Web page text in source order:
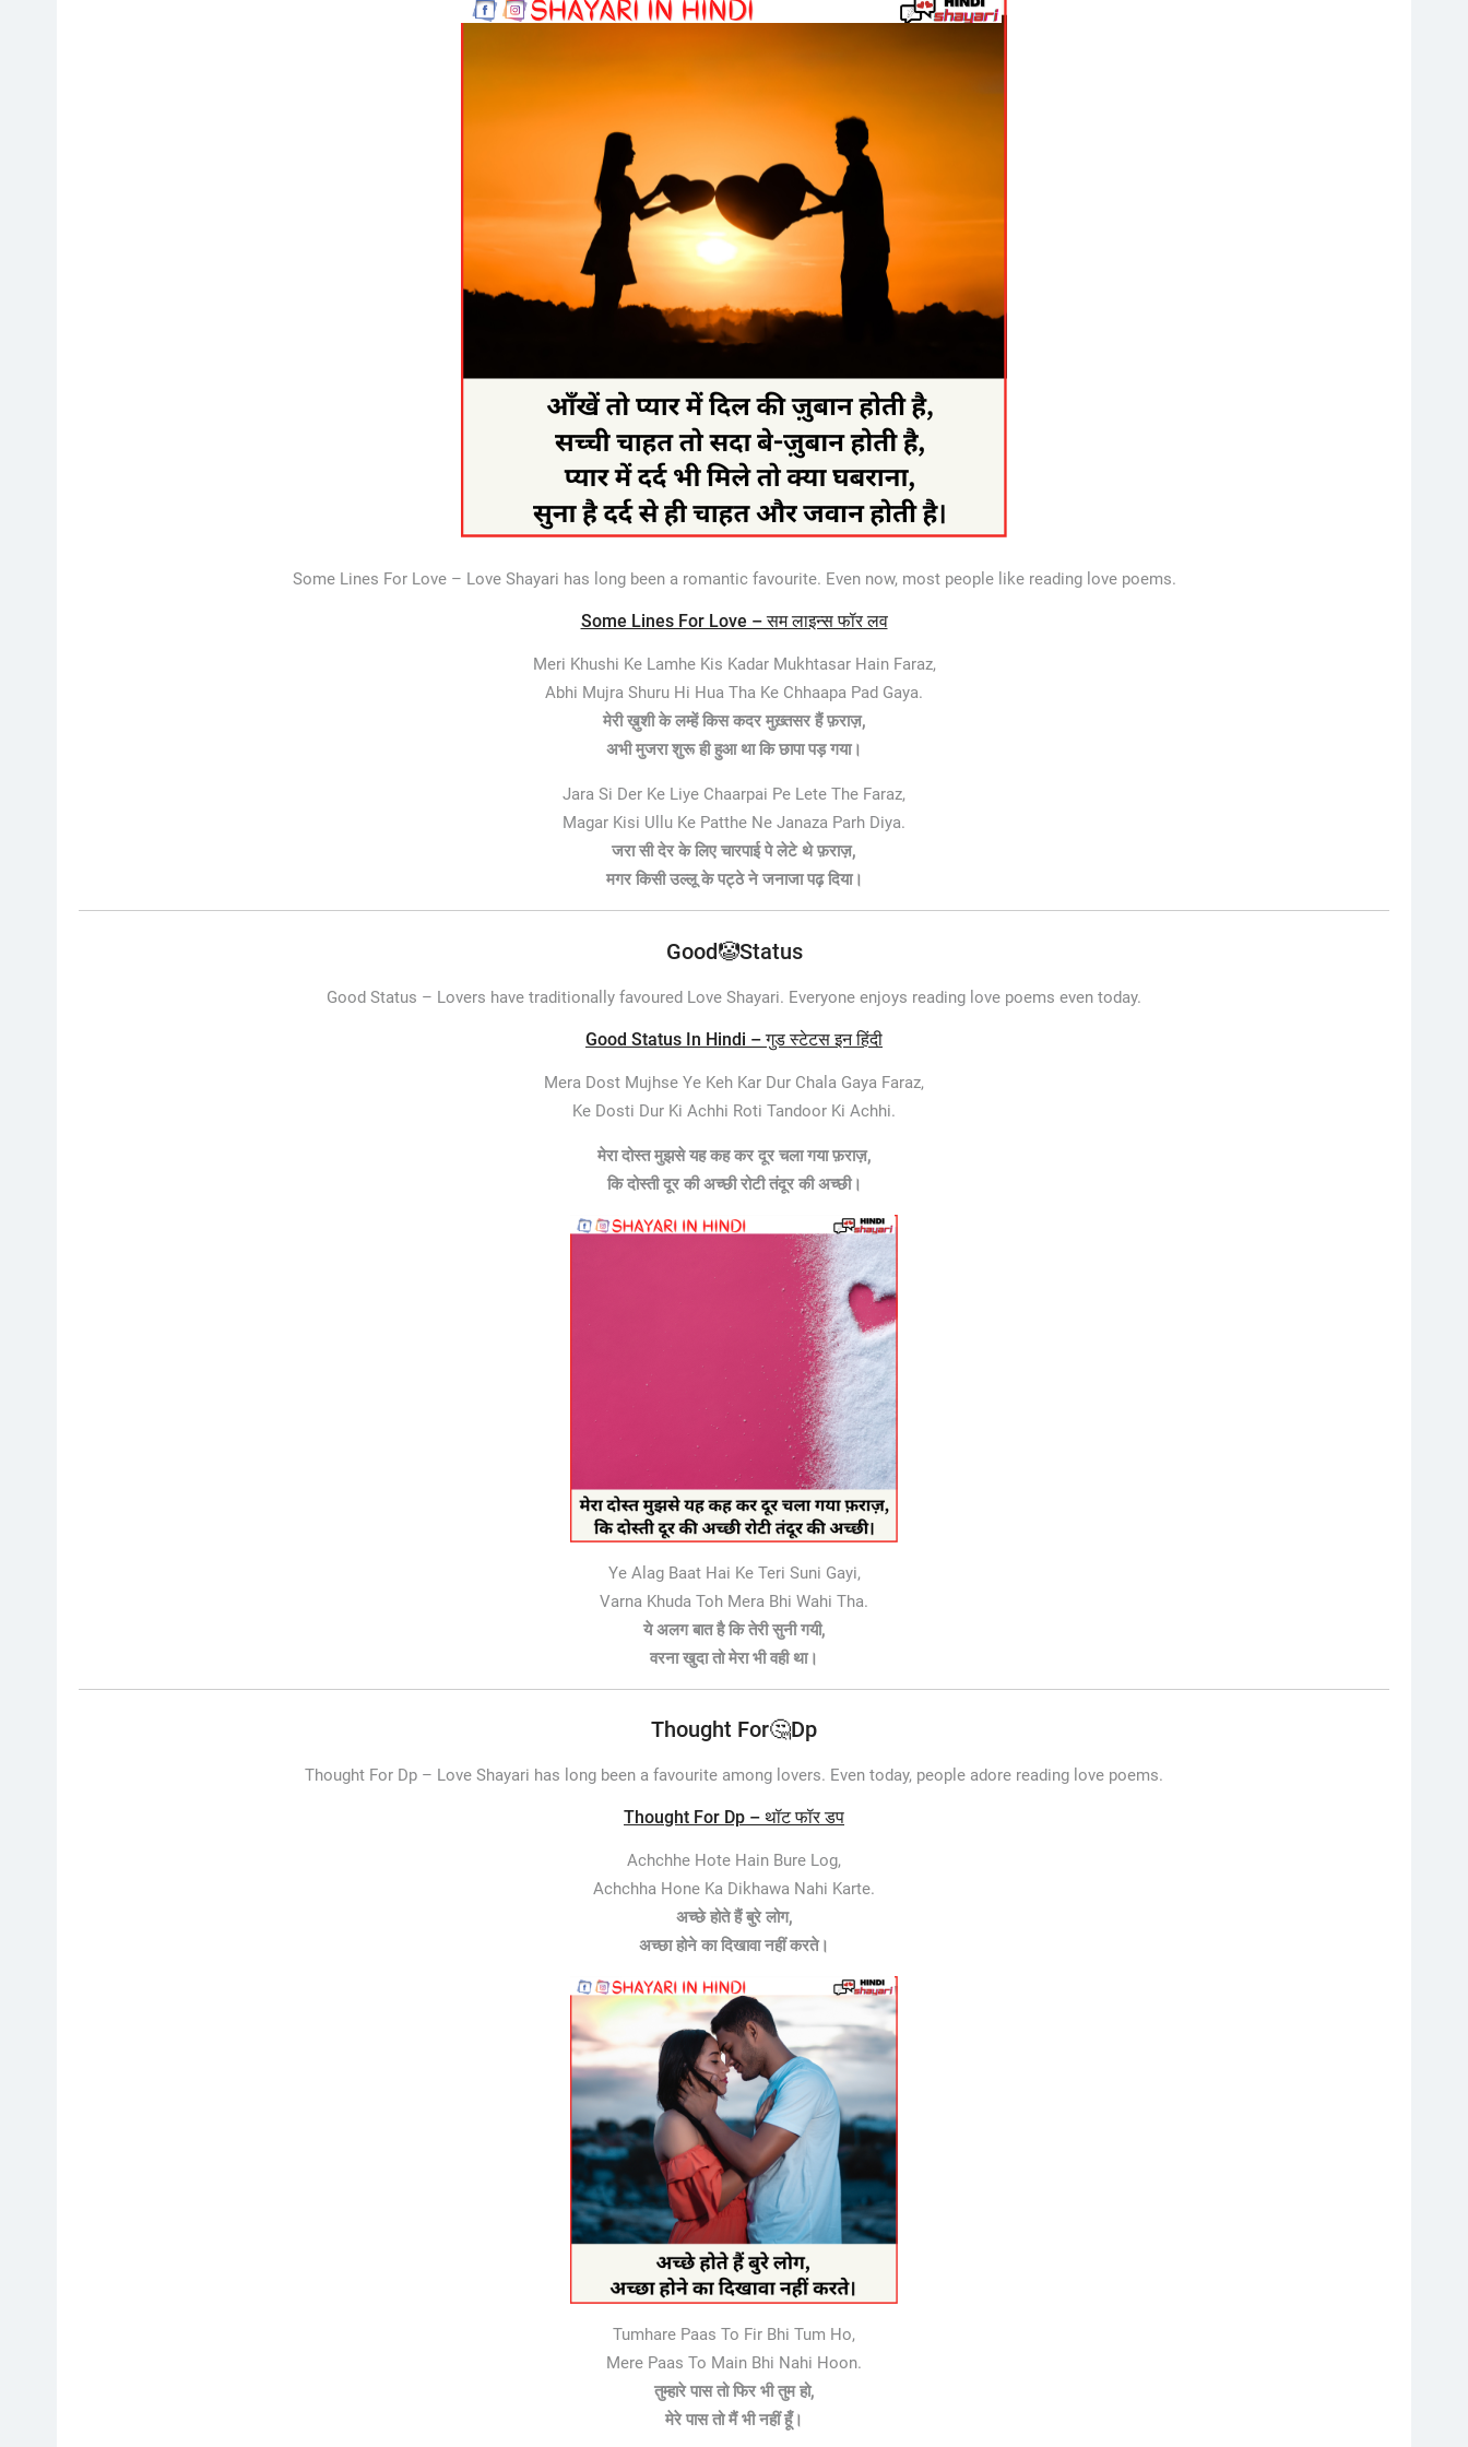
Some Lines For Love – Love Shayari has long been a romantic favourite. Even now, most people like reading love poems.
Some Lines For Love – सम लाइन्स फॉर लव
Meri Khushi Ke Lamhe Kis Kadar Mukhtasar Hain Faraz,
Abhi Mujra Shuru Hi Hua Tha Ke Chhaapa Pad Gaya.
मेरी ख़ुशी के लम्हें किस कदर मुख़्तसर हैं फ़राज़,
अभी मुजरा शुरू ही हुआ था कि छापा पड़ गया।
Jara Si Der Ke Liye Chaarpai Pe Lete The Faraz,
Magar Kisi Ullu Ke Patthe Ne Janaza Parh Diya.
जरा सी देर के लिए चारपाई पे लेटे थे फ़राज़,
मगर किसी उल्लू के पट्ठे ने जनाजा पढ़ दिया।
Good🤡Status
Good Status – Lovers have traditionally favoured Love Shayari. Everyone enjoys reading love poems even today.
Good Status In Hindi – गुड स्टेटस इन हिंदी
Mera Dost Mujhse Ye Keh Kar Dur Chala Gaya Faraz,
Ke Dosti Dur Ki Achhi Roti Tandoor Ki Achhi.
मेरा दोस्त मुझसे यह कह कर दूर चला गया फ़राज़,
कि दोस्ती दूर की अच्छी रोटी तंदूर की अच्छी।
Ye Alag Baat Hai Ke Teri Suni Gayi,
Varna Khuda Toh Mera Bhi Wahi Tha.
ये अलग बात है कि तेरी सुनी गयी,
वरना खुदा तो मेरा भी वही था।
Thought For🤔Dp
Thought For Dp – Love Shayari has long been a favourite among lovers. Even today, people adore reading love poems.
Thought For Dp – थॉट फॉर डप
Achchhe Hote Hain Bure Log,
Achchha Hone Ka Dikhawa Nahi Karte.
अच्छे होते हैं बुरे लोग,
अच्छा होने का दिखावा नहीं करते।
Tumhare Paas To Fir Bhi Tum Ho,
Mere Paas To Main Bhi Nahi Hoon.
तुम्हारे पास तो फिर भी तुम हो,
मेरे पास तो मैं भी नहीं हूँ।